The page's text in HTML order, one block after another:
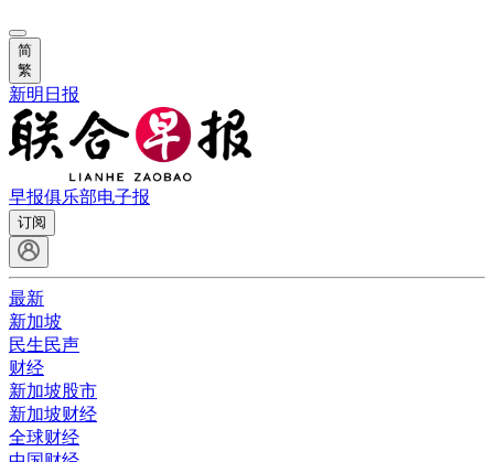
简
繁
新明日报
早报俱乐部电子报
订阅
最新
新加坡
民生民声
财经
新加坡股市
新加坡财经
全球财经